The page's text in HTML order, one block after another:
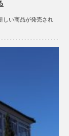
しい商品が発売され